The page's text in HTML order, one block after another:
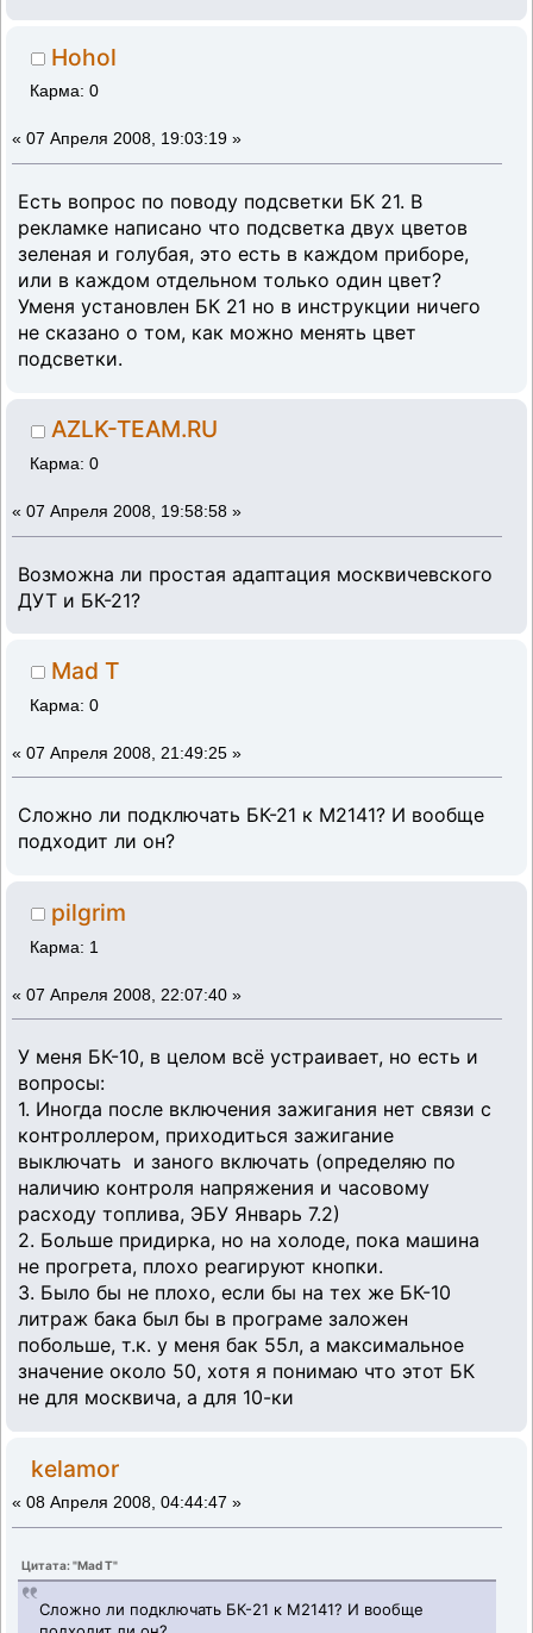
Hohol
Карма: 0
« 07 Апреля 2008, 19:03:19 »
Есть вопрос по поводу подсветки БК 21. В
рекламке написано что подсветка двух цветов
зеленая и голубая, это есть в каждом приборе,
или в каждом отдельном только один цвет?
Уменя установлен БК 21 но в инструкции ничего
не сказано о том, как можно менять цвет
подсветки.
AZLK-TEAM.RU
Карма: 0
« 07 Апреля 2008, 19:58:58 »
Возможна ли простая адаптация москвичевского
ДУТ и БК-21?
Mad T
Карма: 0
« 07 Апреля 2008, 21:49:25 »
Сложно ли подключать БК-21 к М2141? И вообще
подходит ли он?
pilgrim
Карма: 1
« 07 Апреля 2008, 22:07:40 »
У меня БК-10, в целом всё устраивает, но есть и
вопросы:
1. Иногда после включения зажигания нет связи с
контроллером, приходиться зажигание
выключать и заного включать (определяю по
наличию контроля напряжения и часовому
расходу топлива, ЭБУ Январь 7.2)
2. Больше придирка, но на холоде, пока машина
не прогрета, плохо реагируют кнопки.
3. Было бы не плохо, если бы на тех же БК-10
литраж бака был бы в програме заложен
побольше, т.к. у меня бак 55л, а максимальное
значение около 50, хотя я понимаю что этот БК
не для москвича, а для 10-ки
kelamor
« 08 Апреля 2008, 04:44:47 »
Цитата: "Mad T"
Сложно ли подключать БК-21 к М2141? И вообще